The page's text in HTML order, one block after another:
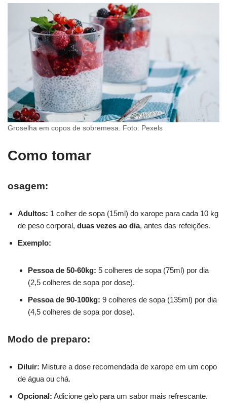
Groselha em copos de sobremesa. Foto: Pexels
Como tomar
osagem:
Adultos: 1 colher de sopa (15ml) do xarope para cada 10 kg
de peso corporal, duas vezes ao dia, antes das refeições.
Exemplo:
Pessoa de 50-60kg: 5 colheres de sopa (75ml) por dia
(2,5 colheres de sopa por dose).
Pessoa de 90-100kg: 9 colheres de sopa (135ml) por dia
(4,5 colheres de sopa por dose).
Modo de preparo:
Diluir: Misture a dose recomendada de xarope em um copo
de água ou chá.
Opcional: Adicione gelo para um sabor mais refrescante.